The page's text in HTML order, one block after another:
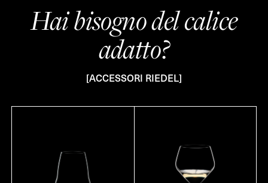
Hai bisogno del calice
adatto?
[ACCESSORI RIEDEL]